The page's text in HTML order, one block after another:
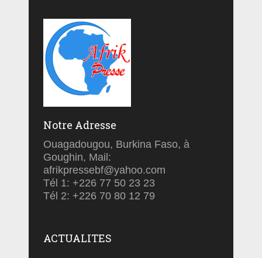
Notre Adresse
Ouagadougou, Burkina Faso, à
Goughin, Mail:
afrikpressebf@yahoo.com
Tél 1: +226 77 50 23 23
Tél 2: +226 70 80 12 79
ACTUALITES